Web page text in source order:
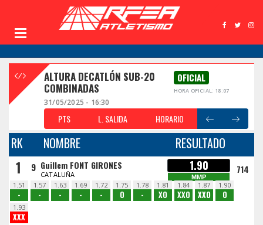
ALTURA DECATLÓN SUB-20
COMBINADAS
OFICIAL
HORA OFICIAL: 18:07
31/05/2025 - 16:30
PTS L. SALIDA HORARIO
RK NOMBRE RESULTADO
1 9 Guillem FONT GIRONES
CATALUÑA
1.90
MMP
714
1.51
-
1.57
-
1.63
-
1.69
-
1.72
-
1.75
O
1.78
-
1.81
XO
1.84
XXO
1.87
XXO
1.90
O
1.93
XXX